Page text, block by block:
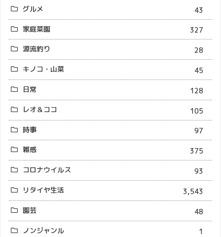
グルメ
43
家庭菜園
327
源流釣り
28
キノコ・山菜
45
日常
128
レオ＆ココ
105
時事
97
雑感
375
コロナウイルス
93
リタイヤ生活
3,543
園芸
48
ノンジャンル
1